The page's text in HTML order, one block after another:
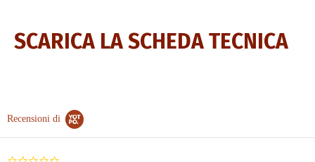
SCARICA LA SCHEDA TECNICA
Recensioni di